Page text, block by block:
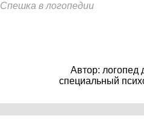
Спешка в логопедии
Автор: логопед
специальный